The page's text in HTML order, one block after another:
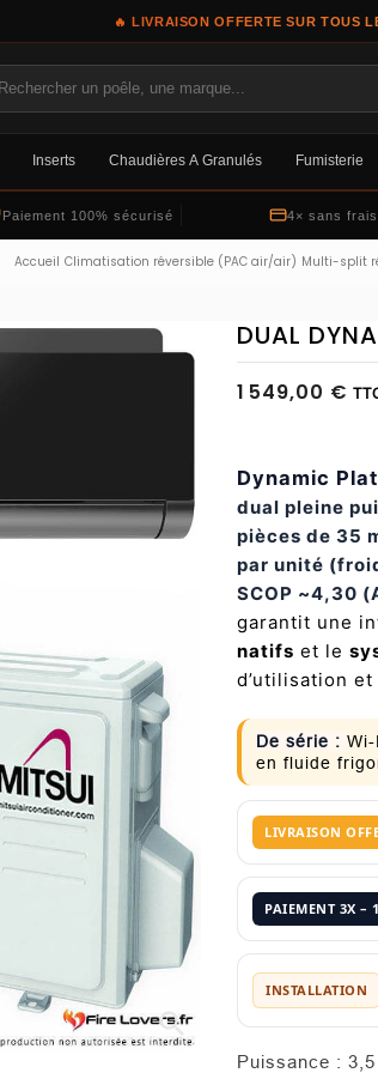
🔥 LIVRAISON OFFERTE SUR TOUS
Inserts Chaudières À Granulés Fumisterie
Paiement 100% sécurisé 4× sans
Accueil Climatisation réversible (PAC air/air) Multi-split
search
DUAL
1 549,00 €
Dynamic
dual pleine
pièces de 35
par unité
SCOP ~4,30
garantit une
natifs et le
d’utilisation
De série :
en fluide
LIVRAISON
PAIEMENT 3X –
INSTALLATION
Puissance :